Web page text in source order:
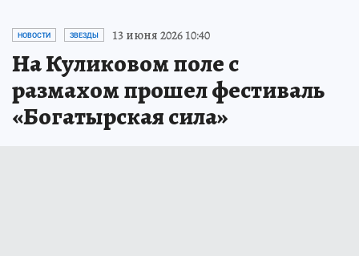
НОВОСТИ ЗВЕЗДЫ 13 июня 2026 10:40
На Куликовом поле с
размахом прошел фестиваль
«Богатырская сила»